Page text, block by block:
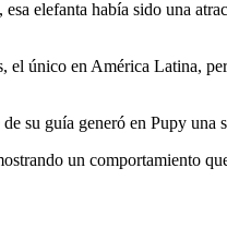
elefanta había sido una
el único en América
su guía generó en Pupy una
un comportamiento